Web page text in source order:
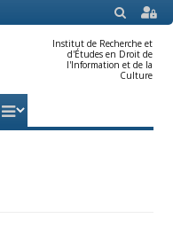
SEARCH
Institut de Recherche et
d'Études en Droit de
l'Information et de la
Culture